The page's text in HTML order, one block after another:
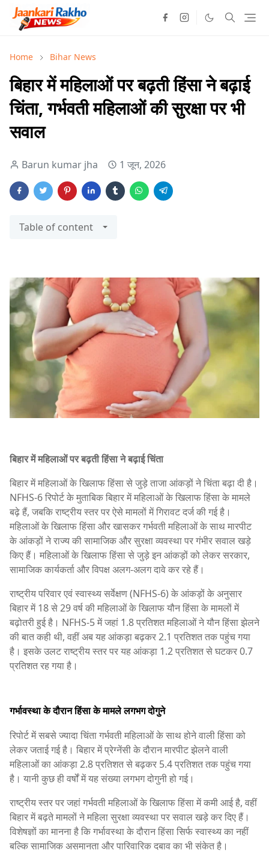
Home Bihar News
बिहार में महिलाओं पर बढ़ती हिंसा ने बढ़ाई
चिंता, गर्भवती महिलाओं की सुरक्षा पर भी
सवाल
Barun kumar jha 1 जून, 2026
Table of content
बिहार में महिलाओं पर बढ़ती हिंसा ने बढ़ाई चिंता
बिहार में महिलाओं के खिलाफ हिंसा से जुड़े ताजा आंकड़ों ने चिंता बढ़ा दी है।
NFHS-6 रिपोर्ट के मुताबिक बिहार में महिलाओं के खिलाफ हिंसा के मामले
बढ़े हैं, जबकि राष्ट्रीय स्तर पर ऐसे मामलों में गिरावट दर्ज की गई है।
महिलाओं के खिलाफ हिंसा और खासकर गर्भवती महिलाओं के साथ मारपीट
के आंकड़ों ने राज्य की सामाजिक और सुरक्षा व्यवस्था पर गंभीर सवाल खड़े
किए हैं। महिलाओं के खिलाफ हिंसा से जुड़े इन आंकड़ों को लेकर सरकार,
सामाजिक कार्यकर्ता और विपक्ष अलग-अलग दावे कर रहे हैं।
राष्ट्रीय परिवार एवं स्वास्थ्य सर्वेक्षण (NFHS-6) के आंकड़ों के अनुसार
बिहार में 18 से 29 वर्ष की महिलाओं के खिलाफ यौन हिंसा के मामलों में
बढ़ोतरी हुई है। NFHS-5 में जहां 1.8 प्रतिशत महिलाओं ने यौन हिंसा झेलने
की बात कही थी, वहीं अब यह आंकड़ा बढ़कर 2.1 प्रतिशत तक पहुंच गया
है। इसके उलट राष्ट्रीय स्तर पर यह आंकड़ा 1.2 प्रतिशत से घटकर 0.7
प्रतिशत रह गया है।
गर्भावस्था के दौरान हिंसा के मामले लगभग दोगुने
रिपोर्ट में सबसे ज्यादा चिंता गर्भवती महिलाओं के साथ होने वाली हिंसा को
लेकर जताई गई है। बिहार में प्रेग्नेंसी के दौरान मारपीट झेलने वाली
महिलाओं का आंकड़ा 2.8 प्रतिशत से बढ़कर 5.4 प्रतिशत तक पहुंच गया
है। यानी कुछ ही वर्षों में यह संख्या लगभग दोगुनी हो गई।
राष्ट्रीय स्तर पर जहां गर्भवती महिलाओं के खिलाफ हिंसा में कमी आई है, वहीं
बिहार में बढ़ते मामलों ने महिला सुरक्षा व्यवस्था पर सवाल खड़े कर दिए हैं।
विशेषज्ञों का मानना है कि गर्भावस्था के दौरान हिंसा सिर्फ स्वास्थ्य का नहीं
बल्कि सामाजिक असमानता और पारिवारिक दबाव का भी संकेत है।